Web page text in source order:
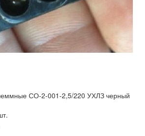
СО-2-001-2,5/220 УХЛЗ черный